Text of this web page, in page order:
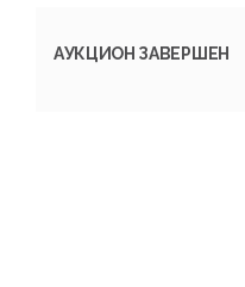
АУКЦИОН ЗАВЕРШЕН